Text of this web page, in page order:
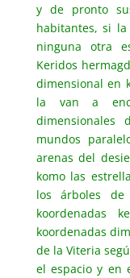
y de pronto
habitantes, si
ninguna otra
Keridos
dimensional en
la van a
dimensionales
mundos
arenas del
komo las
los árboles
koordenadas
koordenadas
de la Viteria
el espacio y en